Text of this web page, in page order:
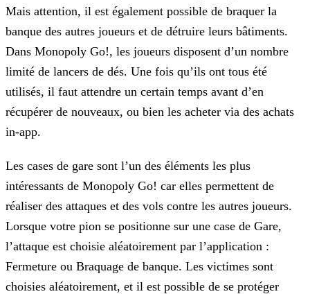
Mais attention, il est également possible de braquer la
banque des autres joueurs et de détruire leurs bâtiments.
Dans Monopoly Go!, les joueurs disposent d’un nombre
limité de lancers de dés. Une fois qu’ils ont tous été
utilisés, il faut attendre un certain temps avant d’en
récupérer de nouveaux, ou bien les acheter via des achats
in-app.
Les cases de gare sont l’un des éléments les plus
intéressants de Monopoly Go! car elles permettent de
réaliser des attaques et des vols contre les autres joueurs.
Lorsque votre pion se positionne sur une case de Gare,
l’attaque est choisie aléatoirement par l’application :
Fermeture ou Braquage de banque. Les victimes sont
choisies aléatoirement, et il est possible de se protéger